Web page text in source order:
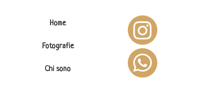
Home
Fotografie
Chi sono